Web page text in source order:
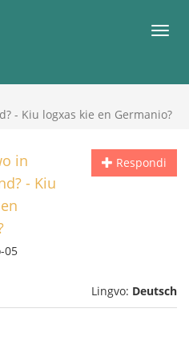
- Kiu logxas kie en Germanio?
Respondi
in
- Kiu
05
Lingvo: Deutsch